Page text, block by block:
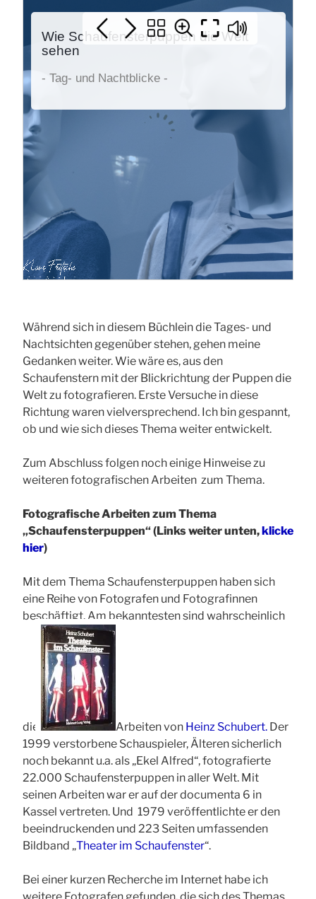
Während sich in diesem Büchlein die Tages- und
Nachtsichten gegenüber stehen, gehen meine
Gedanken weiter. Wie wäre es, aus den
Schaufenstern mit der Blickrichtung der Puppen die
Welt zu fotografieren. Erste Versuche in diese
Richtung waren vielversprechend. Ich bin gespannt,
ob und wie sich dieses Thema weiter entwickelt.
Zum Abschluss folgen noch einige Hinweise zu
weiteren fotografischen Arbeiten zum Thema.
Fotografische Arbeiten zum Thema
„Schaufensterpuppen“ (Links weiter unten, klicke
hier)
Mit dem Thema Schaufensterpuppen haben sich
eine Reihe von Fotografen und Fotografinnen
beschäftigt. Am bekanntesten sind wahrscheinlich
die Arbeiten von Heinz Schubert. Der
1999 verstorbene Schauspieler, Älteren sicherlich
noch bekannt u.a. als „Ekel Alfred“, fotografierte
22.000 Schaufensterpuppen in aller Welt. Mit
seinen Arbeiten war er auf der documenta 6 in
Kassel vertreten. Und 1979 veröffentlichte er den
beeindruckenden und 223 Seiten umfassenden
Bildband „Theater im Schaufenster“.
Bei einer kurzen Recherche im Internet habe ich